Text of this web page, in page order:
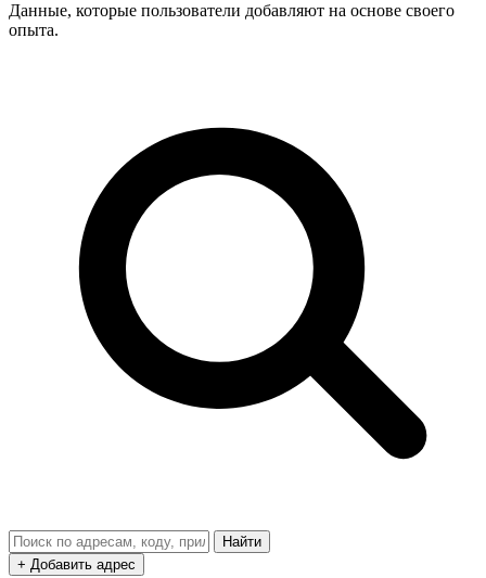
Данные, которые пользователи добавляют на основе своего
опыта.
Найти
+ Добавить адрес